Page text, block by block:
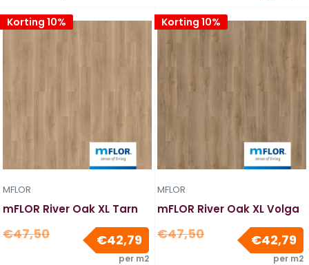
Korting 10%
MFLOR
mFLOR River Oak XL Tarn
Normale
€47,50 Verkoopprijs
€42,79
per m2
Korting 10%
MFLOR
mFLOR River Oak XL Volga
Normale
€47,50 €42,79
per m2